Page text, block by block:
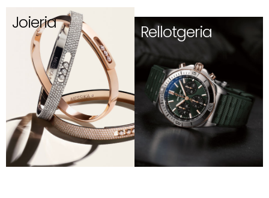
Joieria Rellotgeria